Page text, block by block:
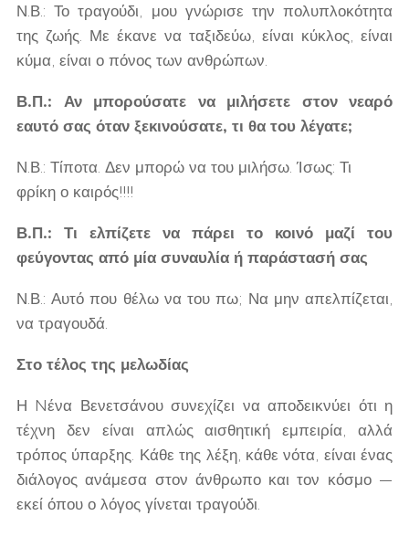
Ν.Β.: Το τραγούδι, μου γνώρισε την πολυπλοκότητα
της ζωής. Με έκανε να ταξιδεύω, είναι κύκλος, είναι
κύμα, είναι ο πόνος των ανθρώπων.
Β.Π.: Αν μπορούσατε να μιλήσετε στον νεαρό
εαυτό σας όταν ξεκινούσατε, τι θα του λέγατε;
Ν.Β.: Τίποτα. Δεν μπορώ να του μιλήσω. Ίσως: Τι
φρίκη ο καιρός!!!!
Β.Π.: Τι ελπίζετε να πάρει το κοινό μαζί του
φεύγοντας από μία συναυλία ή παράστασή σας
Ν.Β.: Αυτό που θέλω να του πω; Να μην απελπίζεται,
να τραγουδά.
Στο τέλος της μελωδίας
Η Nένα Βενετσάνου συνεχίζει να αποδεικνύει ότι η
τέχνη δεν είναι απλώς αισθητική εμπειρία, αλλά
τρόπος ύπαρξης. Κάθε της λέξη, κάθε νότα, είναι ένας
διάλογος ανάμεσα στον άνθρωπο και τον κόσμο —
εκεί όπου ο λόγος γίνεται τραγούδι.